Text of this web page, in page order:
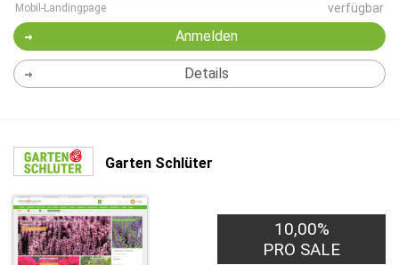
Mobil-Landingpage verfügbar
Anmelden
Details
Garten Schlüter
10,00%
PRO SALE